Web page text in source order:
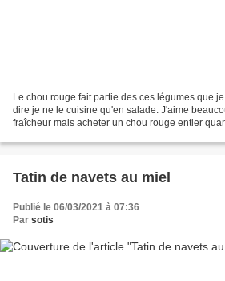
Le chou rouge fait partie des ces légumes que
dire je ne le cuisine qu'en salade. J'aime
fraîcheur mais acheter un chou rouge entier
Tatin de navets au miel
Publié le 06/03/2021 à 07:36
Par sotis